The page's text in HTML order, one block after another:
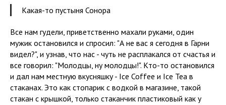
Какая-то пустыня Сонора
Все нам гудели, приветственно махали руками, один
мужик остановился и спросил: "А не вас я сегодня в Гарни
видел?", и узнав, что нас - чуть не расплакался от счастья и
все говорил: "Молодцы, ну молодцы!". Кто-то остановился
и дал нам местную вкусняшку - Ice Coffee и Ice Tea в
стаканах. Это как стопарик с водкой в магазине, такой
стакан с крышкой, только стаканчик пластиковый как у